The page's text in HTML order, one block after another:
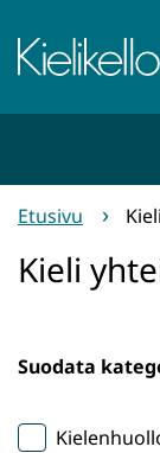
sisältöön
Etusivu
Etusivu
Kieli
Suodata